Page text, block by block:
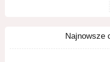
Najnowsze